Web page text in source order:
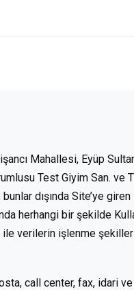
Mahallesi, Eyüp
Test Giyim San. ve
dışında Site’ye
herhangi bir şekilde
verilerin işlenme şekilleri
call center, fax, idari